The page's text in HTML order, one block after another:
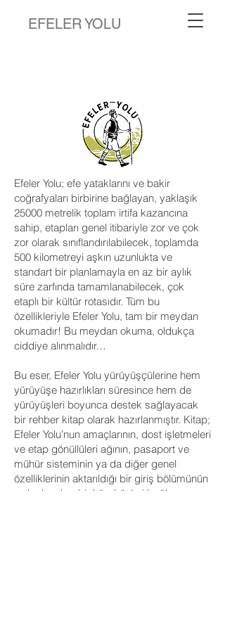
EFELER YOLU
Efeler Yolu; efe yataklarını ve bakir
coğrafyaları birbirine bağlayan, yaklaşık
25000 metrelik toplam irtifa kazancına
sahip, etapları genel itibariyle zor ve çok
zor olarak sınıflandırılabilecek, toplamda
500 kilometreyi aşkın uzunlukta ve
standart bir planlamayla en az bir aylık
süre zarfında tamamlanabilecek, çok
etaplı bir kültür rotasıdır. Tüm bu
özellikleriyle Efeler Yolu, tam bir meydan
okumadır! Bu meydan okuma, oldukça
ciddiye alınmalıdır…
Bu eser, Efeler Yolu yürüyüşçülerine hem
yürüyüşe hazırlıkları süresince hem de
yürüyüşleri boyunca destek sağlayacak
bir rehber kitap olarak hazırlanmıştır. Kitap;
Efeler Yolu’nun amaçlarının, dost işletmeleri
ve etap gönüllüleri ağının, pasaport ve
mühür sisteminin ya da diğer genel
özelliklerinin aktarıldığı bir giriş bölümünün
ardından, her bir köy, köyleri bağlayan